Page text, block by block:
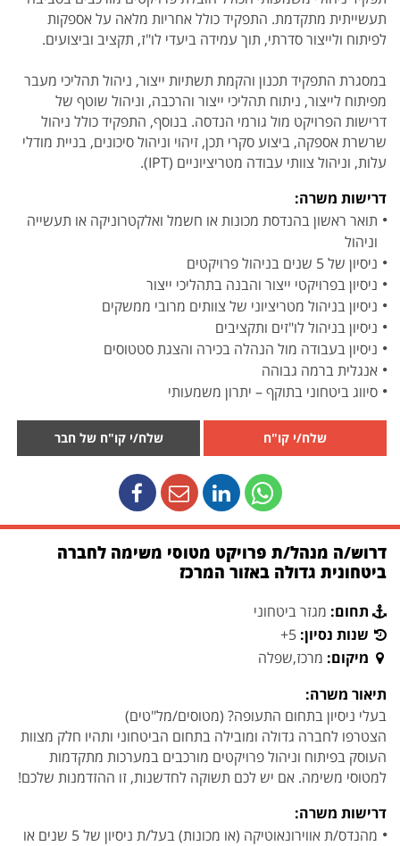
תעשייתית מתקדמת. התפקיד כולל אחריות מלאה על אספקות
לפיתוח ולייצור סדרתי, תוך עמידה ביעדי לו"ז, תקציב וביצועים.
במסגרת התפקיד תכנון והקמת תשתיות ייצור, ניהול תהליכי מעבר
מפיתוח לייצור, ניתוח תהליכי ייצור והרכבה, וניהול שוטף של
דרישות הפרויקט מול גורמי הנדסה. בנוסף, התפקיד כולל ניהול
שרשרת אספקה, ביצוע סקרי תכן, זיהוי וניהול סיכונים, בניית מודלי
עלות, וניהול צוותי עבודה מטריציוניים (IPT).
דרישות משרה:
תואר ראשון בהנדסת מכונות או חשמל ואלקטרוניקה או תעשייה
וניהול
ניסיון של 5 שנים בניהול פרויקטים
ניסיון בפרויקטי ייצור והבנה בתהליכי ייצור
ניסיון בניהול מטריציוני של צוותים מרובי ממשקים
ניסיון בניהול לו"זים ותקציבים
ניסיון בעבודה מול הנהלה בכירה והצגת סטטוסים
אנגלית ברמה גבוהה
סיווג ביטחוני בתוקף – יתרון משמעותי
שלח/י קו"ח שלח/י קו"ח של חבר
דרוש/ה מנהל/ת פרויקט מטוסי משימה לחברה
ביטחונית גדולה באזור המרכז
תחום: מגזר ביטחוני
שנות נסיון: 5+
מיקום: מרכז,שפלה
תיאור משרה:
בעלי ניסיון בתחום התעופה? (מטוסים/מל"טים)
הצטרפו לחברה גדולה ומובילה בתחום הביטחוני ותהיו חלק מצוות
העוסק בפיתוח וניהול פרויקטים מורכבים במערכות מתקדמות
למטוסי משימה. אם יש לכם תשוקה לחדשנות, זו ההזדמנות שלכם!
דרישות משרה:
מהנדס/ת אווירונאוטיקה (או מכונות) בעל/ת ניסיון של 5 שנים או